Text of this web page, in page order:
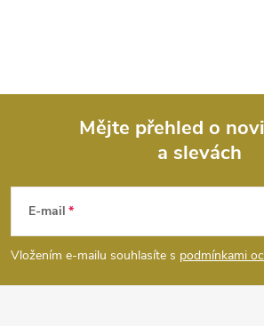
p
a
Mějte přehled o
a slevách
E-mail
Vložením e-mailu souhlasíte s podmínkami